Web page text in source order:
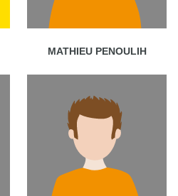
MATHIEU PENOULIH